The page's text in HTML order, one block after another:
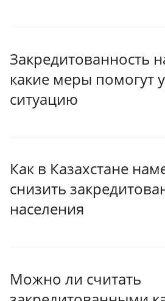
Закредитованность
какие меры помогут
ситуацию
Как в Казахстане
снизить
населения
Можно ли считать